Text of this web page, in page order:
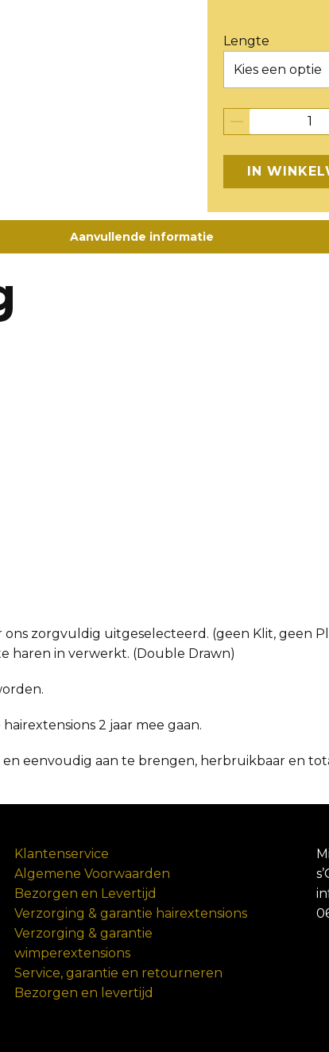
Lengte
IN
Aanvullende informatie
zorgvuldig uitgeselecteerd. (geen Klit, geen
haren in verwerkt. (Double Drawn)
2 jaar mee gaan.
en eenvoudig aan te brengen, herbruikbaar en
Klantenservice
Algemene Voorwaarden
Bezorgen en Levertijd
Verzorging & garantie hairextensions
Verzorging & garantie
wimperextensions
Service, garantie en retourneren
Bezorgen en levertijd